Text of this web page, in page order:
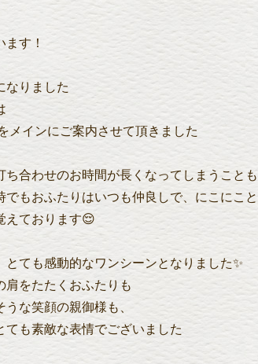
す！
なりました
メインにご案内させて頂きました
合わせのお時間が長くなってしまうことも
もおふたりはいつも仲良しで、にこにこと
えております😌
ても感動的なワンシーンとなりました✨
肩をたたくおふたりも
な笑顔の親御様も、
も素敵な表情でございました